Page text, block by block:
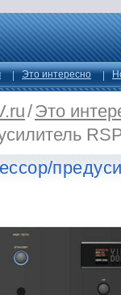
Это интересно
/Это